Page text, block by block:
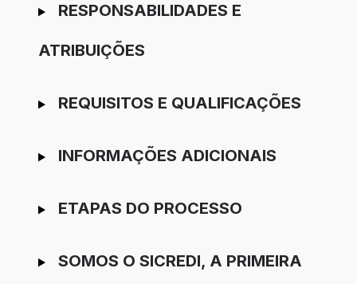
RESPONSABILIDADES E
ATRIBUIÇÕES
REQUISITOS E QUALIFICAÇÕES
INFORMAÇÕES ADICIONAIS
ETAPAS DO PROCESSO
SOMOS O SICREDI, A PRIMEIRA